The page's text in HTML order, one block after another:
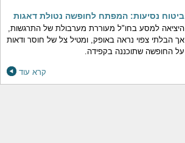
ביטוח נסיעות: המפתח לחופשה נטולת דאגות
היציאה למסע בחו"ל מעוררת מערבולת של התרגשות,
אך הבלתי צפוי נראה באופק, ומטיל צל של חוסר ודאות
על החופשה שתוכננה בקפידה.
קרא עוד